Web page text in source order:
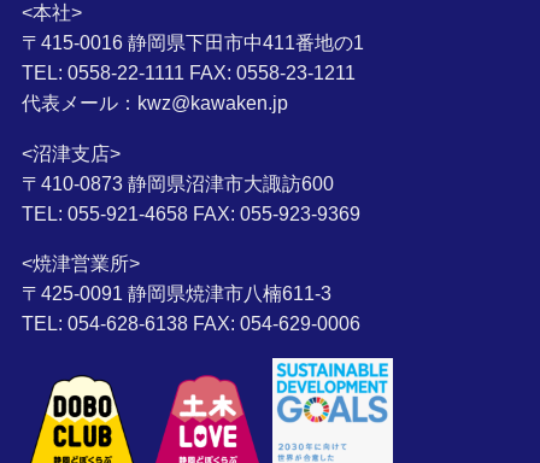
<本社>
〒415-0016 静岡県下田市中411番地の1
TEL: 0558-22-1111 FAX: 0558-23-1211
代表メール：kwz@kawaken.jp
<沼津支店>
〒410-0873 静岡県沼津市大諏訪600
TEL: 055-921-4658 FAX: 055-923-9369
<焼津営業所>
〒425-0091 静岡県焼津市八楠611-3
TEL: 054-628-6138 FAX: 054-629-0006